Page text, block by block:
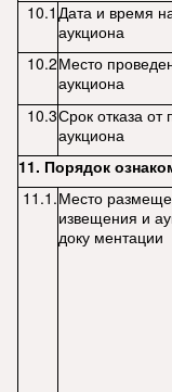
10.1 Дата и время
аукциона
10.2Место
аукциона
10.3Срок отказа от
аукциона
11. Порядок
11.1.Место
извещения и
доку ментации